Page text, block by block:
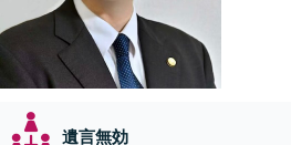
遺言無効